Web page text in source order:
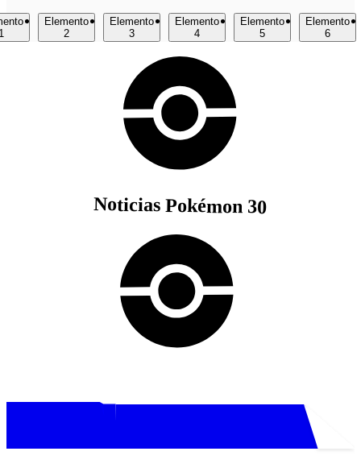
Elemento
2
Elemento
3
Elemento
4
Elemento
5
Elemento
6
Noticias Pokémon 30